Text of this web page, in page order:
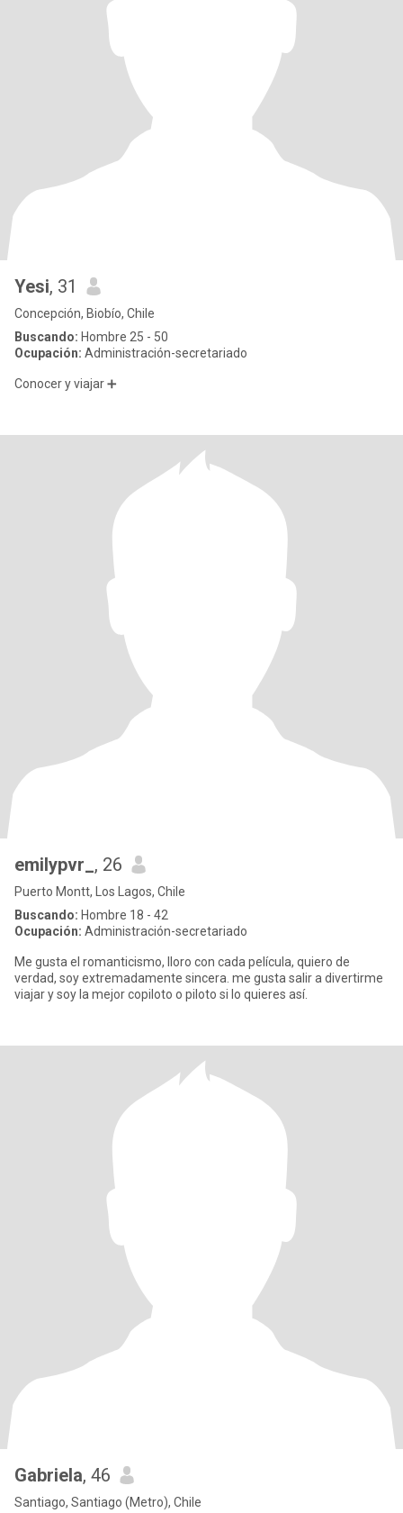
Yesi, 31
Concepción, Biobío, Chile
Buscando: Hombre 25 - 50
Ocupación: Administración-secretariado
Conocer y viajar ➕️
emilypvr_, 26
Puerto Montt, Los Lagos, Chile
Buscando: Hombre 18 - 42
Ocupación: Administración-secretariado
Me gusta el romanticismo, lloro con cada película, quiero de
verdad, soy extremadamente sincera. me gusta salir a divertirme
viajar y soy la mejor copiloto o piloto si lo quieres así.
Gabriela, 46
Santiago, Santiago (Metro), Chile